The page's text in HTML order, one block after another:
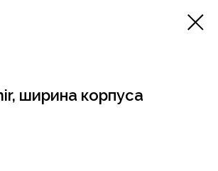
ширина корпуса